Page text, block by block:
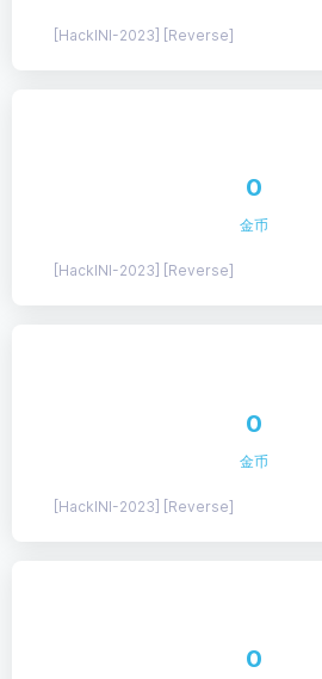
[HackINI-2023] [Reverse]
0
金币
[HackINI-2023] [Reverse]
0
金币
[HackINI-2023] [Reverse]
0